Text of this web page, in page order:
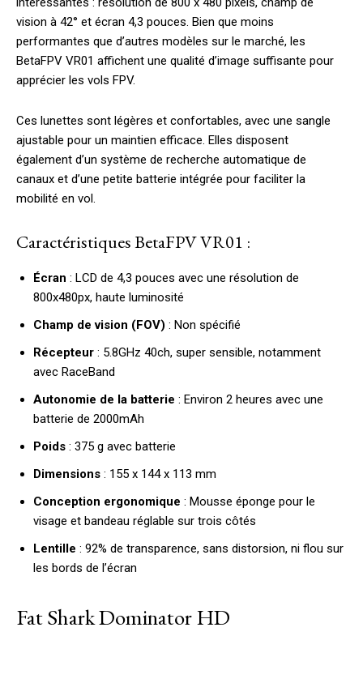
vision à 42° et écran 4,3 pouces. Bien que moins
performantes que d’autres modèles sur le marché, les
BetaFPV VR01 affichent une qualité d’image suffisante pour
apprécier les vols FPV.
Ces lunettes sont légères et confortables, avec une sangle
ajustable pour un maintien efficace. Elles disposent
également d’un système de recherche automatique de
canaux et d’une petite batterie intégrée pour faciliter la
mobilité en vol.
Caractéristiques BetaFPV VR01 :
Écran : LCD de 4,3 pouces avec une résolution de
800x480px, haute luminosité
Champ de vision (FOV) : Non spécifié
Récepteur : 5.8GHz 40ch, super sensible, notamment
avec RaceBand
Autonomie de la batterie : Environ 2 heures avec une
batterie de 2000mAh
Poids : 375 g avec batterie
Dimensions : 155 x 144 x 113 mm
Conception ergonomique : Mousse éponge pour le
visage et bandeau réglable sur trois côtés
Lentille : 92% de transparence, sans distorsion, ni flou sur
les bords de l’écran
Fat Shark Dominator HD